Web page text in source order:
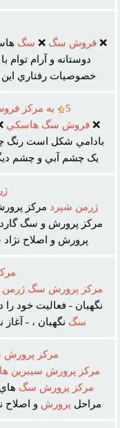
❌ فروش سگ ❌ سگ
دوستانه و آرام
خصوصيات رفتاري اين
5
به مرکز
❌ فروش سگ هاسکي
بادامي شکل است رنگ
يک چشم آبي و چشم
ژرمن شپرد مرکز
مرکز پرورش و سگ گارد
پرورش و اصلاح
مرکز پرورش سگ ژرمن
نگهبان - فعاليت خود را
سگ نگهبان ، -
مرکز
مرکز پرورش سيبرين
مرکز پرورش سگ
مراحل پرورش و اصلاح